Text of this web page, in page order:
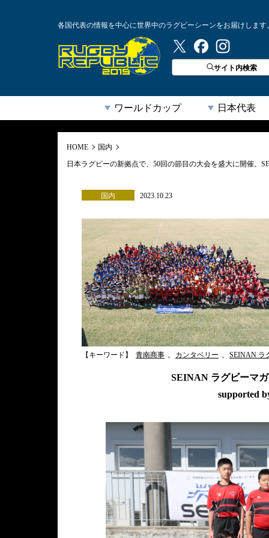
各国代表の情報を中心に世界中のラグビーシーンをお届けします
ラグビーリパブリック
サイト内検索
ワールドカップ 日本代表
HOME
国内
日本ラグビーの新拠点で、50回の節目の大会を盛大に開催。
国内 2023.10.23
【キーワード】 青南商事 , カンタベリー , SEINAN ラ
SEINAN ラグビーマ
supported